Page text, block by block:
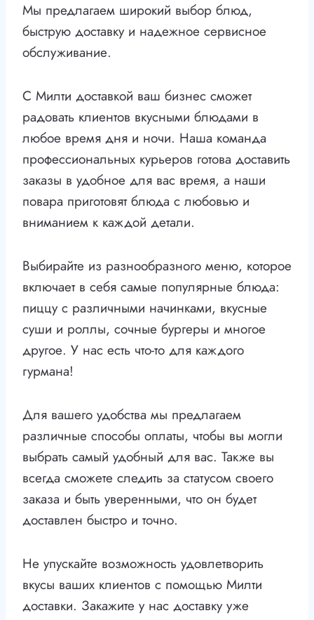
Мы предлагаем широкий выбор блюд,
быструю доставку и надежное сервисное
обслуживание.
С Милти доставкой ваш бизнес сможет
радовать клиентов вкусными блюдами в
любое время дня и ночи. Наша команда
профессиональных курьеров готова доставить
заказы в удобное для вас время, а наши
повара приготовят блюда с любовью и
вниманием к каждой детали.
Выбирайте из разнообразного меню, которое
включает в себя самые популярные блюда:
пиццу с различными начинками, вкусные
суши и роллы, сочные бургеры и многое
другое. У нас есть что-то для каждого
гурмана!
Для вашего удобства мы предлагаем
различные способы оплаты, чтобы вы могли
выбрать самый удобный для вас. Также вы
всегда сможете следить за статусом своего
заказа и быть уверенными, что он будет
доставлен быстро и точно.
Не упускайте возможность удовлетворить
вкусы ваших клиентов с помощью Милти
доставки. Закажите у нас доставку уже